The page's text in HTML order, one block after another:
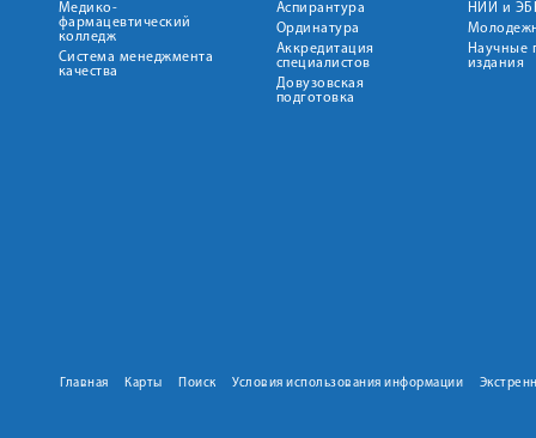
Медико-
фармацевтический
колледж
Система менеджмента
качества
Аспирантура
Ординатура
Аккредитация
специалистов
Довузовская
подготовка
НИИ и
Научные
издания
Главная Карты Поиск Условия использования информации